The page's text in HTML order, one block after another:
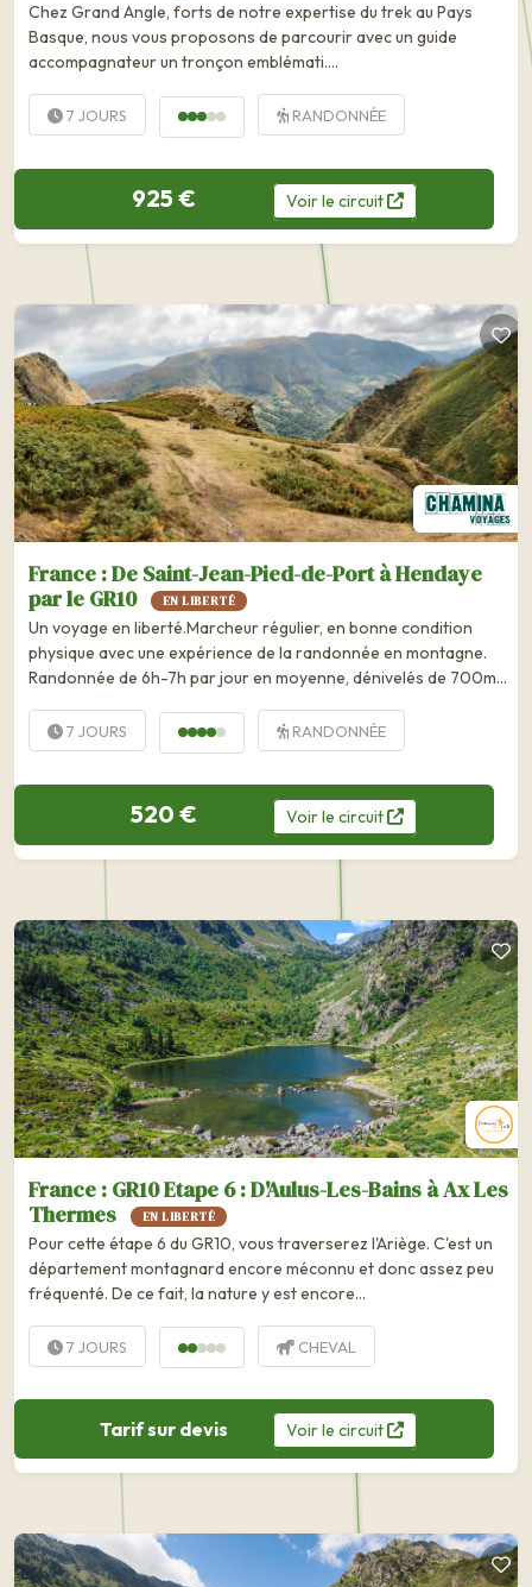
Chez Grand Angle, forts de notre expertise du trek au Pays
Basque, nous vous proposons de parcourir avec un guide
accompagnateur un tronçon emblémati….
7 JOURS RANDONNÉE
925 € Voirle circuit
France : De Saint-Jean-Pied-de-Port à Hendaye
par le GR10
EN LIBERTÉ
Un voyage en liberté.Marcheur régulier, en bonne condition
physique avec une expérience de la randonnée en montagne.
Randonnée de 6h-7h par jour en moyenne, dénivelés de 700m-
quelques...
7 JOURS RANDONNÉE
520 € Voirle circuit
France : GR10 Etape 6 : D'Aulus-Les-Bains à Ax Les
Thermes
EN LIBERTÉ
Pour cette étape 6 du GR10, vous traverserez l'Ariège. C'est un
département montagnard encore méconnu et donc assez peu
fréquenté. De ce fait, la nature y est encore...
7 JOURS CHEVAL
Tarif sur devis Voirle circuit